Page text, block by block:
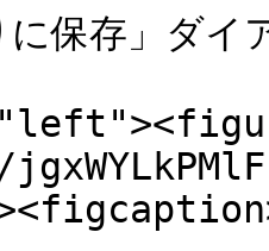
保存」ダイ